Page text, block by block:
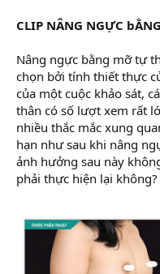
CLIP NÂNG NGỰC
Nâng ngực bằng mỡ tự
chọn bởi tính thiết thực
của một cuộc khảo sát,
thân có số lượt xem rất
nhiều thắc mắc xung
hạn như sau khi nâng
ảnh hưởng sau này
phải thực hiện lại không?